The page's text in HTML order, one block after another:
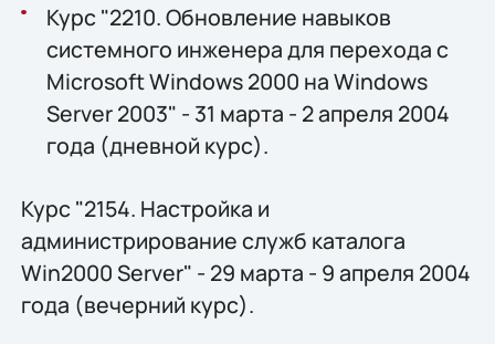
Курс "2210. Обновление навыков
системного инженера для перехода с
Microsoft Windows 2000 на Windows
Server 2003" - 31 марта - 2 апреля 2004
года (дневной курс).
Курс "2154. Настройка и
администрирование служб каталога
Win2000 Server" - 29 марта - 9 апреля 2004
года (вечерний курс).